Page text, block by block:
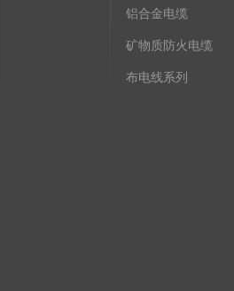
铝合金电缆
矿物质防火电缆
布电线系列